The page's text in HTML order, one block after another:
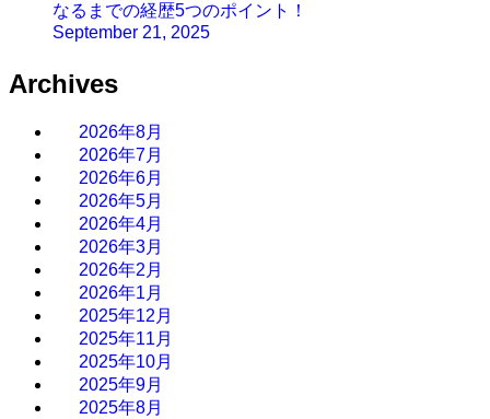
なるまでの経歴5つのポイント！
September 21, 2025
Archives
2026年8月
2026年7月
2026年6月
2026年5月
2026年4月
2026年3月
2026年2月
2026年1月
2025年12月
2025年11月
2025年10月
2025年9月
2025年8月